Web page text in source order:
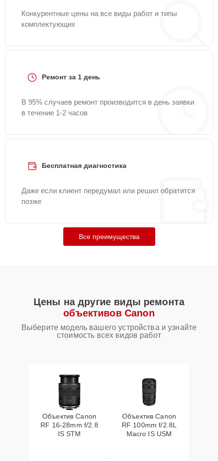
Конкурентные цены на все виды работ и типы
комплектующих
Ремонт за 1 день
В 95% случаев ремонт производится в день заявки
в течение 1-2 часов
Бесплатная диагностика
Даже если клиент передумал или решил обратится
позже
Все преимущества
Цены на другие виды ремонта
объективов Canon
Выберите модель вашего устройства и узнайте
стоимость всех видов работ
Объектив Canon
RF 16‑28mm f/2.8
IS STM
Объектив Canon
RF 100mm f/2.8L
Macro IS USM